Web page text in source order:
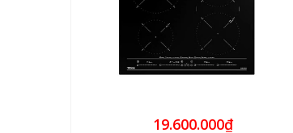
19.600.000₫